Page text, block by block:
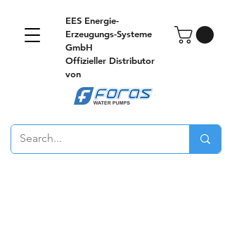
EES Energie-
Erzeugungs-Systeme
GmbH
Offizieller Distributor
von